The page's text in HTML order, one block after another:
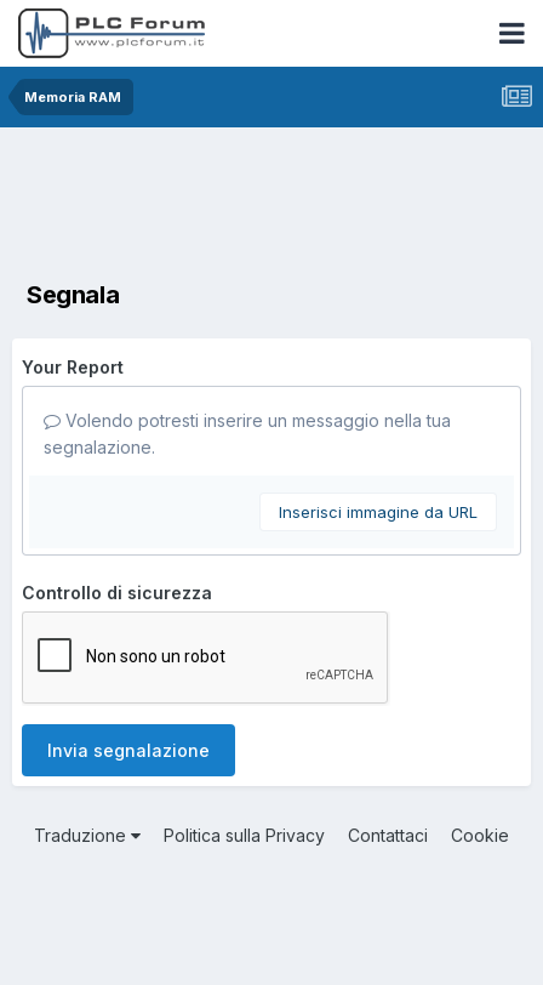
Memoria RAM
Segnala
Your Report
Volendo potresti inserire un messaggio nella tua
segnalazione.
Inserisci immagine da URL
Controllo di sicurezza
Invia segnalazione
Traduzione Politica sulla Privacy Contattaci Cookie